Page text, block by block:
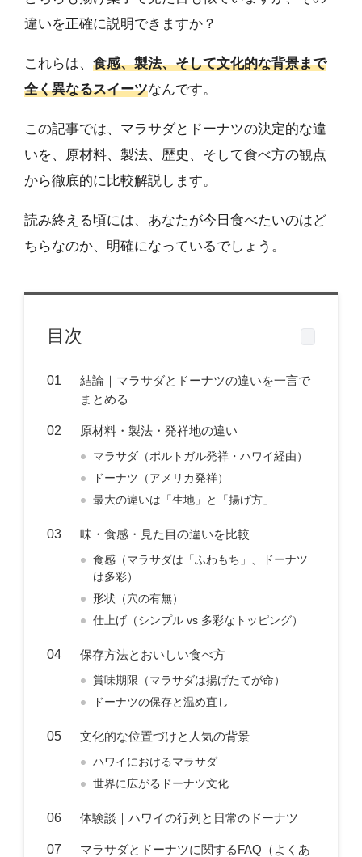
違いを正確に説明できますか？
これらは、 食感、製法、そして文化的な背景まで
全く異なるスイーツなんです。
この記事では、マラサダとドーナツの決定的な違
いを、原材料、製法、歴史、そして食べ方の観点
から徹底的に比較解説します。
読み終える頃には、あなたが今日食べたいのはど
ちらなのか、明確になっているでしょう。
目次
結論｜マラサダとドーナツの違いを一言で
まとめる
原材料・製法・発祥地の違い
マラサダ（ポルトガル発祥・ハワイ経由）
ドーナツ（アメリカ発祥）
最大の違いは「生地」と「揚げ方」
味・食感・見た目の違いを比較
食感（マラサダは「ふわもち」、ドーナツ
は多彩）
形状（穴の有無）
仕上げ（シンプル vs 多彩なトッピング）
保存方法とおいしい食べ方
賞味期限（マラサダは揚げたてが命）
ドーナツの保存と温め直し
文化的な位置づけと人気の背景
ハワイにおけるマラサダ
世界に広がるドーナツ文化
体験談｜ハワイの行列と日常のドーナツ
マラサダとドーナツに関するFAQ（よくあ